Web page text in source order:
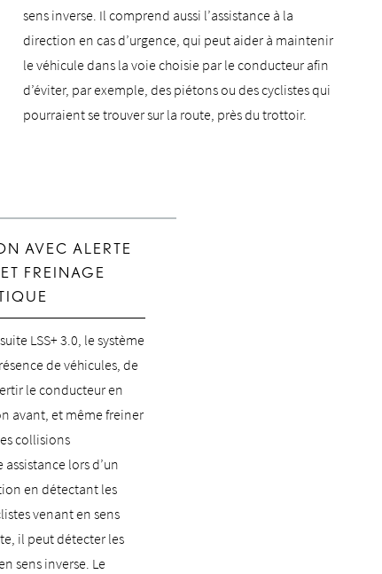
sens inverse. Il comprend aussi l’assistance à la
direction en cas d’urgence, qui peut aider à maintenir
le véhicule dans la voie choisie par le conducteur afin
d’éviter, par exemple, des piétons ou des cyclistes qui
pourraient se trouver sur la route, près du trottoir.
AVEC ALERTE
FREINAGE
LSS+ 3.0, le système
de véhicules, de
le conducteur en
avant, et même freiner
collisions
lors d’un
en détectant les
venant en sens
il peut détecter les
sens inverse. Le